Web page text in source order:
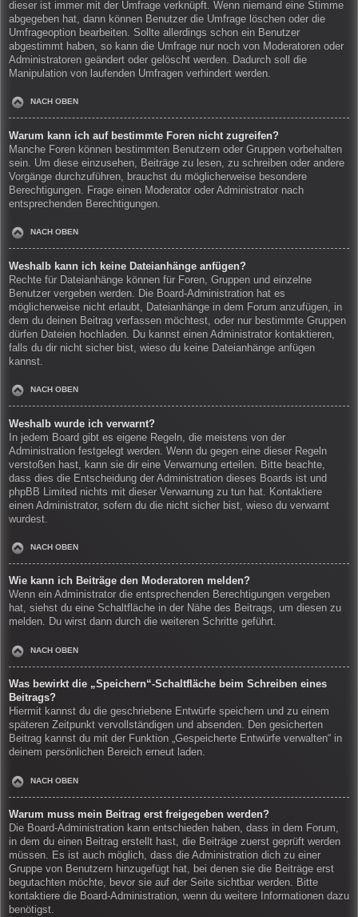
dieser ist immer mit der Umfrage verknüpft. Wenn niemand eine Stimme
abgegeben hat, dann können Benutzer die Umfrage löschen oder die
Umfrageoption bearbeiten. Sollte allerdings schon ein Benutzer
abgestimmt haben, so kann die Umfrage nur noch von Moderatoren oder
Administratoren geändert oder gelöscht werden. Dadurch soll die
Manipulation von laufenden Umfragen verhindert werden.
NACH OBEN
Warum kann ich auf bestimmte Foren nicht zugreifen?
Manche Foren können bestimmten Benutzern oder Gruppen vorbehalten
sein. Um diese einzusehen, Beiträge zu lesen, zu schreiben oder andere
Vorgänge durchzuführen, brauchst du möglicherweise besondere
Berechtigungen. Frage einen Moderator oder Administrator nach
entsprechenden Berechtigungen.
NACH OBEN
Weshalb kann ich keine Dateianhänge anfügen?
Rechte für Dateianhänge können für Foren, Gruppen und einzelne
Benutzer vergeben werden. Die Board-Administration hat es
möglicherweise nicht erlaubt, Dateianhänge in dem Forum anzufügen, in
dem du deinen Beitrag verfassen möchtest, oder nur bestimmte Gruppen
dürfen Dateien hochladen. Du kannst einen Administrator kontaktieren,
falls du dir nicht sicher bist, wieso du keine Dateianhänge anfügen
kannst.
NACH OBEN
Weshalb wurde ich verwarnt?
In jedem Board gibt es eigene Regeln, die meistens von der
Administration festgelegt werden. Wenn du gegen eine dieser Regeln
verstoßen hast, kann sie dir eine Verwarnung erteilen. Bitte beachte,
dass dies die Entscheidung der Administration dieses Boards ist und
phpBB Limited nichts mit dieser Verwarnung zu tun hat. Kontaktiere
einen Administrator, sofern du die nicht sicher bist, wieso du verwarnt
wurdest.
NACH OBEN
Wie kann ich Beiträge den Moderatoren melden?
Wenn ein Administrator die entsprechenden Berechtigungen vergeben
hat, siehst du eine Schaltfläche in der Nähe des Beitrags, um diesen zu
melden. Du wirst dann durch die weiteren Schritte geführt.
NACH OBEN
Was bewirkt die „Speichern“-Schaltfläche beim Schreiben eines
Beitrags?
Hiermit kannst du die geschriebene Entwürfe speichern und zu einem
späteren Zeitpunkt vervollständigen und absenden. Den gesicherten
Beitrag kannst du mit der Funktion „Gespeicherte Entwürfe verwalten“ in
deinem persönlichen Bereich erneut laden.
NACH OBEN
Warum muss mein Beitrag erst freigegeben werden?
Die Board-Administration kann entschieden haben, dass in dem Forum,
in dem du einen Beitrag erstellt hast, die Beiträge zuerst geprüft werden
müssen. Es ist auch möglich, dass die Administration dich zu einer
Gruppe von Benutzern hinzugefügt hat, bei denen sie die Beiträge erst
begutachten möchte, bevor sie auf der Seite sichtbar werden. Bitte
kontaktiere die Board-Administration, wenn du weitere Informationen dazu
benötigst.